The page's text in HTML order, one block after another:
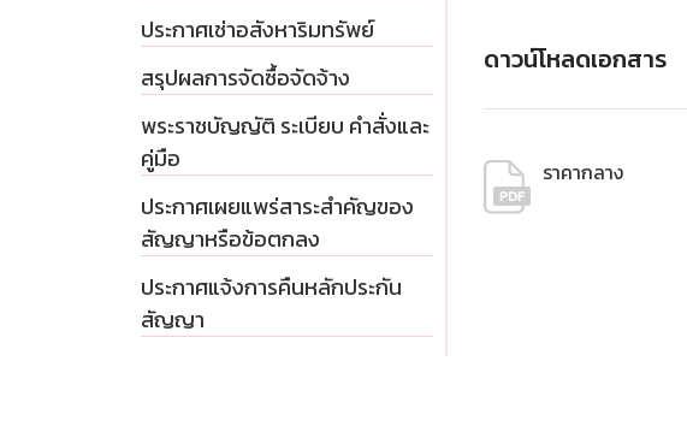
ประกาศเช่าอสังหาริมทรัพย์
สรุปผลการจัดซื้อจัดจ้าง
พระราชบัญญัติ ระเบียบ คำสั่งและ
คู่มือ
ประกาศเผยแพร่สาระสำคัญของ
สัญญาหรือข้อตกลง
ประกาศแจ้งการคืนหลักประกัน
สัญญา
ดาวน์โหลดเอกสาร
ราคากลาง